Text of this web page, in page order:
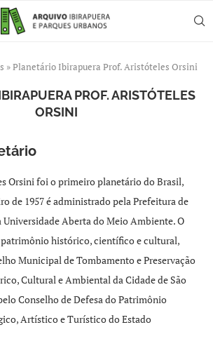
»Planetário Ibirapuera Prof. Aristóteles Orsini
PROF. ARISTÓTELES
ORSINI
Orsini foi o primeiro planetário do Brasil,
de 1957 é administrado pela Prefeitura de
Universidade Aberta do Meio Ambiente. O
histórico, científico e cultural,
Municipal de Tombamento e Preservação
Cultural e Ambiental da Cidade de São
Conselho de Defesa do Patrimônio
Artístico e Turístico do Estado